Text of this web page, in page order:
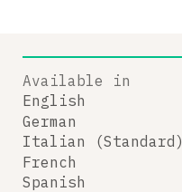
Available in
English
German
Italian (Standard)
French
Spanish